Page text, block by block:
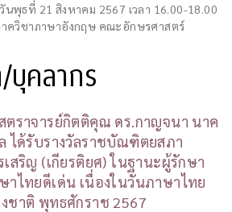
นพุธที่ 21 สิงหาคม 2567 เวลา 16.00-18.00
าควิชาภาษาอังกฤษ คณะอักษรศาสตร์
บุคลากร
ตราจารย์กิตติคุณ ดร.กาญจนา นาค
ได้รับรางวัลราชบัณฑิตยสภา
เสริญ (เกียรติยศ) ในฐานะผู้รักษา
าไทยดีเด่น เนื่องในวันภาษาไทย
ชาติ พุทธศักราช 2567